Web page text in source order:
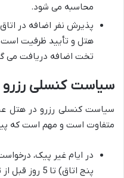
محاسبه می شود.
پذیرش نفر اضافه در
هتل و تأیید ظرفیت است
تخت اضافه دریافت می
سیاست کنسلی رزرو
سیاست کنسلی رزرو در هتل
متفاوت است و مهم است که
در ایام غیر پیک،
پنج اتاق) تا